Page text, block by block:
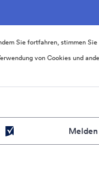
Sie fortfahren, stimmen Sie
von Cookies und
Melden